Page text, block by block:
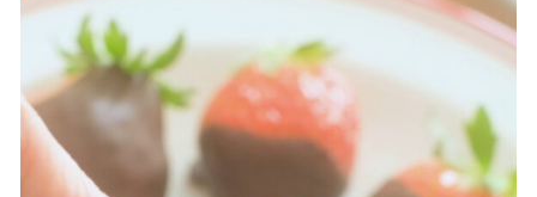
果物 訳あり商品
カテゴリー一覧
果物
訳あり商品
子カテゴリー